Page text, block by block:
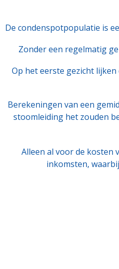
De condenspotpopulatie is
Zonder een regelmatig
Op het eerste gezicht
Berekeningen van een
stoomleiding het zouden
Alleen al voor de kosten
inkomsten,